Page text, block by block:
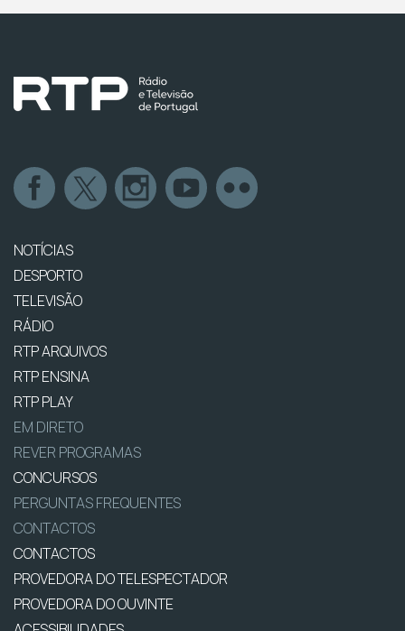
NOTÍCIAS
DESPORTO
TELEVISÃO
RÁDIO
RTP ARQUIVOS
RTP ENSINA
RTP PLAY
EM DIRETO
REVER PROGRAMAS
CONCURSOS
PERGUNTAS FREQUENTES
CONTACTOS
CONTACTOS
PROVEDORA DO TELESPECTADOR
PROVEDORA DO OUVINTE